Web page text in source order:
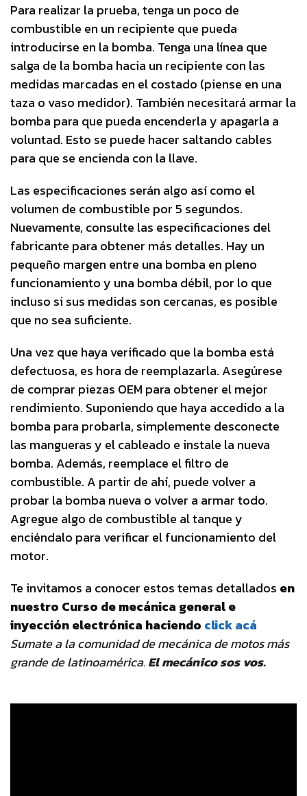
Para realizar la prueba, tenga un poco de
combustible en un recipiente que pueda
introducirse en la bomba. Tenga una línea que
salga de la bomba hacia un recipiente con las
medidas marcadas en el costado (piense en una
taza o vaso medidor). También necesitará armar la
bomba para que pueda encenderla y apagarla a
voluntad. Esto se puede hacer saltando cables
para que se encienda con la llave.
Las especificaciones serán algo así como el
volumen de combustible por 5 segundos.
Nuevamente, consulte las especificaciones del
fabricante para obtener más detalles. Hay un
pequeño margen entre una bomba en pleno
funcionamiento y una bomba débil, por lo que
incluso si sus medidas son cercanas, es posible
que no sea suficiente.
Una vez que haya verificado que la bomba está
defectuosa, es hora de reemplazarla. Asegúrese
de comprar piezas OEM para obtener el mejor
rendimiento. Suponiendo que haya accedido a la
bomba para probarla, simplemente desconecte
las mangueras y el cableado e instale la nueva
bomba. Además, reemplace el filtro de
combustible. A partir de ahí, puede volver a
probar la bomba nueva o volver a armar todo.
Agregue algo de combustible al tanque y
enciéndalo para verificar el funcionamiento del
motor.
Te invitamos a conocer estos temas detallados en
nuestro Curso de mecánica general e
inyección electrónica haciendo click acá
Sumate a la comunidad de mecánica de motos más
grande de latinoamérica.El mecánico sos vos.